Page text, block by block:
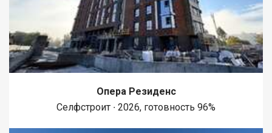
доступности- магазины, аптеки, школа и детский сад.
Варианты использования- Жить в малом доме и постепенно
достраивать большой. Использовать малый дом как
гостевой или летнюю кухню после завершения стройки.
Выгодная инвестиция в недвижимость с газом и
коммуникациями. Звоните прямо сейчас! Организуем показ в
удобное для вас время. Возможен обмен на вашу
недвижимость. Возможна продажа в рассрочку. При звонке,
пожалуйста, сообщите номер варианта - JV008022114401.
Опера Резиденс
Селфстроит ∙ 2026, готовность 96%